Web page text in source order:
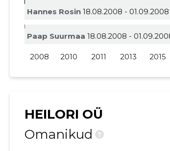
Hannes Rosin18.08.2008 - 01.09.2008
Paap Suurmaa 18.08.2008 -
2008 2010 2011 2013 2015
HEILORI OÜ
Omanikud
?